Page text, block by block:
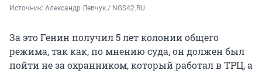
Источник: Александр Левчук / NGS42.RU
За это Генин получил 5 лет колонии общего
режима, так как, по мнению суда, он должен был
пойти не за охранником, который работал в ТРЦ, а